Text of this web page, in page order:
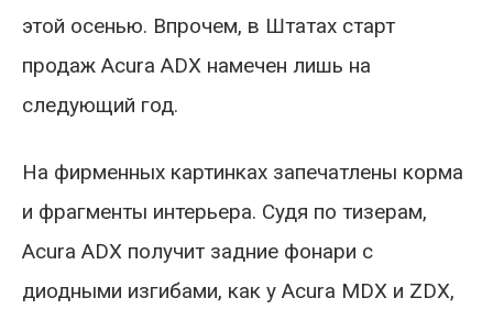
этой осенью. Впрочем, в Штатах старт
продаж Acura ADX намечен лишь на
следующий год.
На фирменных картинках запечатлены корма
и фрагменты интерьера. Судя по тизерам,
Acura ADX получит задние фонари с
диодными изгибами, как у Acura MDX и ZDX,